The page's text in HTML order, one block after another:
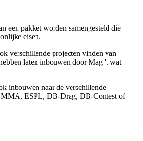
een pakket worden samengesteld die
eisen.
verschillende projecten vinden van
laten inbouwen door Mag 't wat
inbouwen naar de verschillende
ESPL, DB-Drag, DB-Contest of